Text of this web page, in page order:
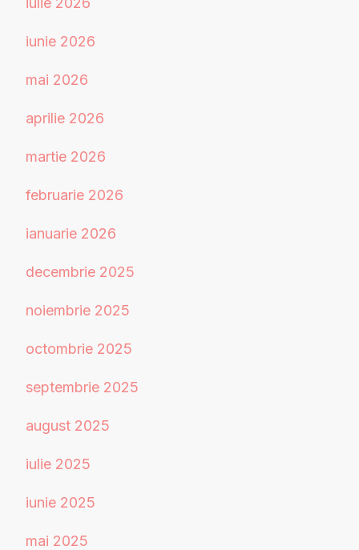
iunie 2026
mai 2026
aprilie 2026
martie 2026
februarie 2026
ianuarie 2026
decembrie 2025
noiembrie 2025
octombrie 2025
septembrie 2025
august 2025
iulie 2025
iunie 2025
mai 2025